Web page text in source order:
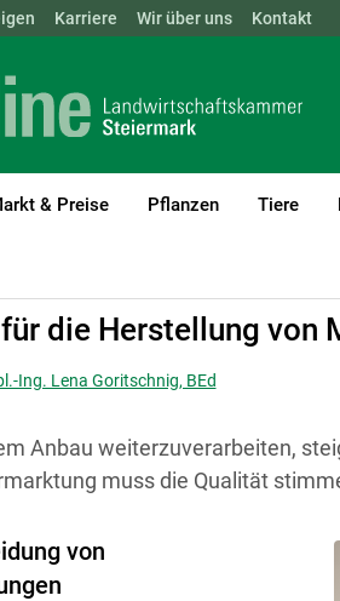
ÖSTERREICH BGLD KTN NÖ
Karriere Wir über uns Kontakt
& Preise Pflanzen Tiere
die Herstellung von
Ing. Lena Goritschnig, BEd
Anbau weiterzu­verarbeiten,
muss die Qualität
von